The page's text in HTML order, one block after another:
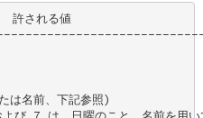
許される値
名前、下記参照)